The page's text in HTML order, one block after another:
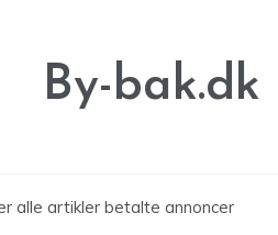
By-bak.dk
alle artikler betalte annoncer